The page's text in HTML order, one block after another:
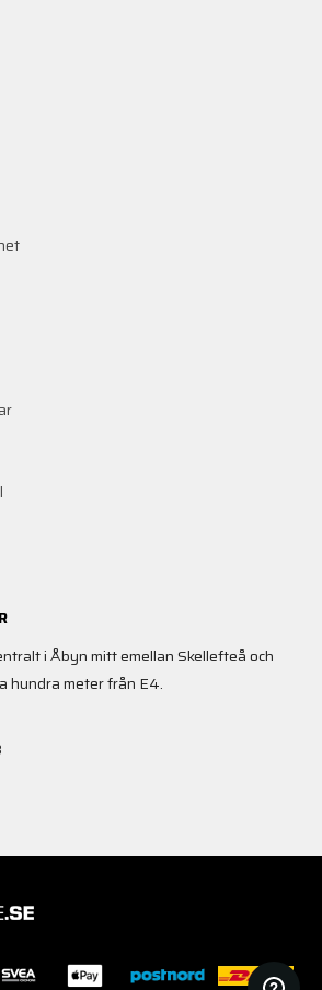
i Åbyn mitt emellan Skellefteå och
hundra meter från E4.